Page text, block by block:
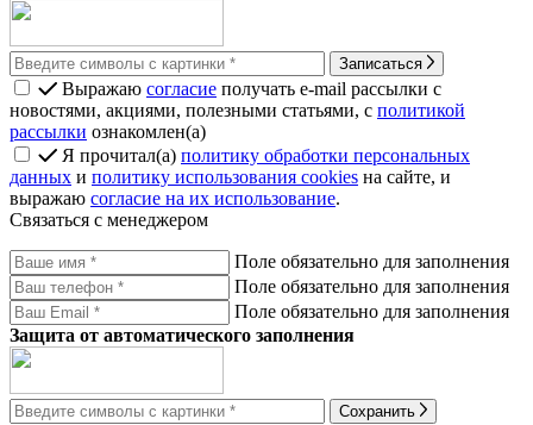
Записаться
Выражаю согласие получать e-mail рассылки с
новостями, акциями, полезными статьями, с политикой
рассылки ознакомлен(а)
Я прочитал(а) политику обработки персональных
данных и политику использования cookies на сайте, и
выражаю согласие на их использование.
Связаться с менеджером
Поле обязательно для заполнения
Поле обязательно для заполнения
Поле обязательно для заполнения
Защита от автоматического заполнения
Сохранить